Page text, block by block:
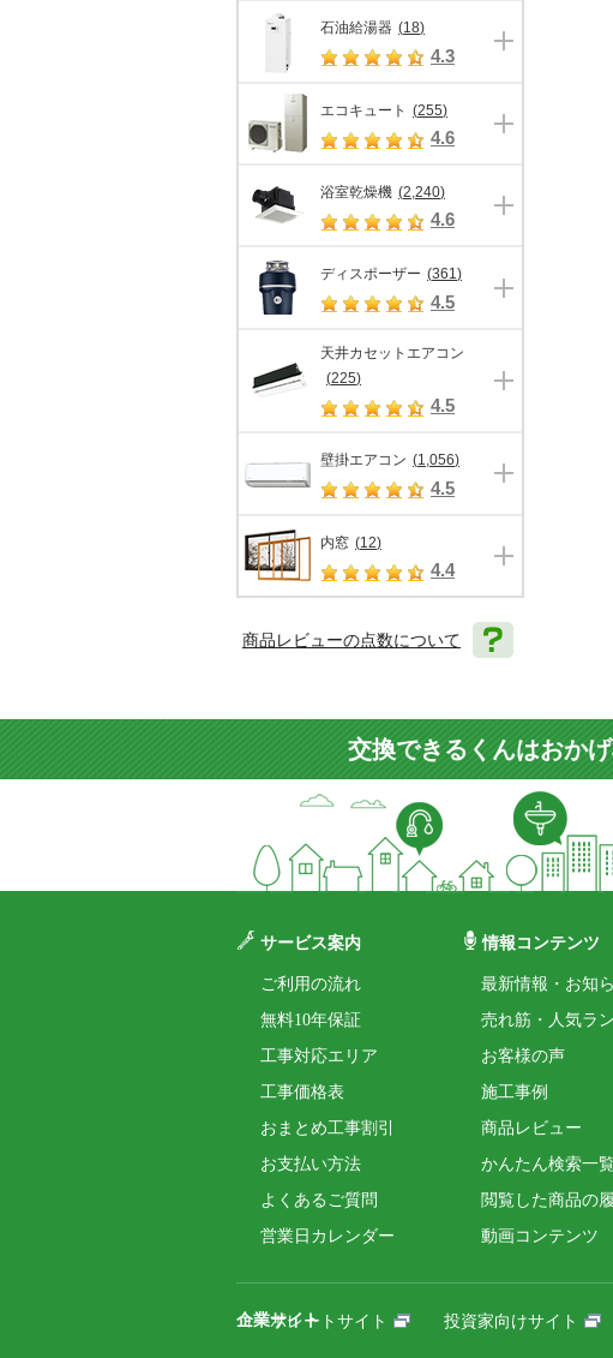
石油給湯器 (18)
4.3
エコキュート (255)
4.6
浴室乾燥機 (2,240)
4.6
ディスポーザー (361)
4.5
天井カセットエアコン
(225)
4.5
壁掛エアコン (1,056)
4.5
内窓 (12)
4.4
商品レビューの点数について
交換できるくんはおか
サービス案内
ご利用の流れ
無料10年保証
工事対応エリア
工事価格表
おまとめ工事割引
お支払い方法
よくあるご質問
営業日カレンダー
情報コンテンツ
最新情報・お知
売れ筋・人気ラ
お客様の声
施工事例
商品レビュー
かんたん検索一
閲覧した商品の
動画コンテンツ
企業サイト
コーポレートサイト 投資家向けサイト